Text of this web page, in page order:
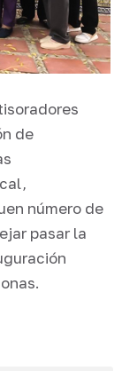
de
número de
pasar la